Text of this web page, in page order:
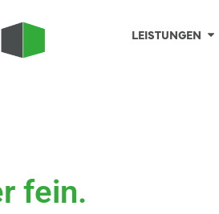
LEISTUNGEN
fein.